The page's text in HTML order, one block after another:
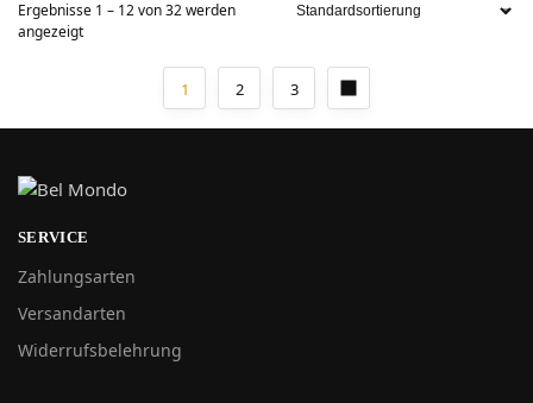
Ergebnisse 1 – 12 von 32 werden
angezeigt
1 2 3
SERVICE
Zahlungsarten
Versandarten
Widerrufsbelehrung